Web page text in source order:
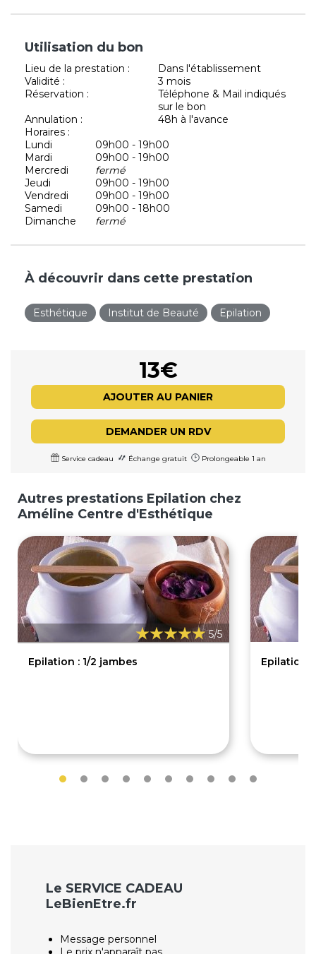
Utilisation du bon
Lieu de la prestation :
Dans l'établissement
Validité :
3 mois
Réservation :
Téléphone & Mail indiqués
sur le bon
Annulation :
48h à l'avance
Horaires :
Lundi
09h00 - 19h00
Mardi
09h00 - 19h00
Mercredi
fermé
Jeudi
09h00 - 19h00
Vendredi
09h00 - 19h00
Samedi
09h00 - 18h00
Dimanche
fermé
À découvrir dans cette prestation
Esthétique Institut de Beauté Epilation
13€
AJOUTER AU PANIER
DEMANDER UN RDV
Service cadeau Échange gratuit Prolongeable 1 an
Autres prestations Epilation chez
Améline Centre d'Esthétique
5/5
Epilation : 1/2 jambes Epilation :
Le SERVICE CADEAU
LeBienEtre.fr
Message personnel